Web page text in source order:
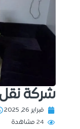
شركة
فبراير 26, 2025
24 مشاهدة